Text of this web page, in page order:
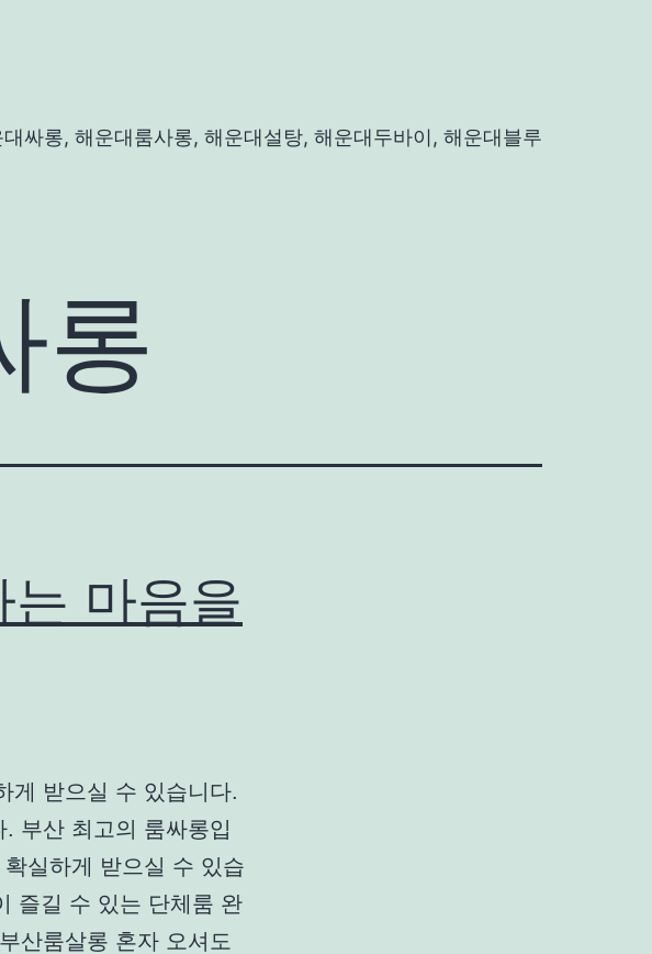
싸롱, 해운대룸사롱, 해운대설탕, 해운대두바이, 해운대블루
롱
마음을
게 받으실 수 있습니다.
부산 최고의 룸싸롱입
실하게 받으실 수 있습
즐길 수 있는 단체룸 완
산룸살롱 혼자 오셔도